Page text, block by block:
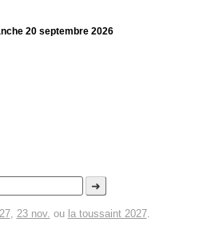
20 septembre 2026
➜
, 23 nov. ou la toussaint 2027.